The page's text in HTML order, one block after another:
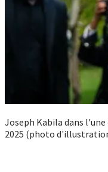
Joseph Kabila dans l'une
2025 (photo